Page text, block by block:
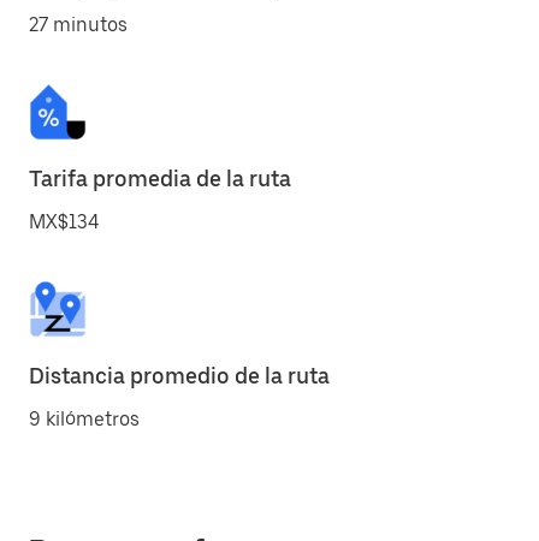
27 minutos
Tarifa promedia de la ruta
MX$134
Distancia promedio de la ruta
9 kilómetros